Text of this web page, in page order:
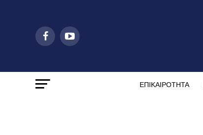
ΕΠΙΚΑΙΡΟΤΗΤΑ